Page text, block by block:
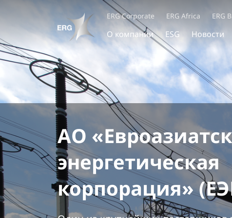
ERG Corporate ERG Africa ERG
О компании ESG Новости
АО
энергетическая
корпорация»